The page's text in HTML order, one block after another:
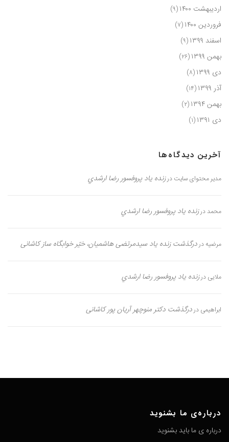
اردیبهشت ۱۴۰۰ (۹)
فروردین ۱۴۰۰ (۷)
اسفند ۱۳۹۹ (۹)
بهمن ۱۳۹۹ (۲۶)
دی ۱۳۹۹ (۸)
آذر ۱۳۹۹ (۱۴)
بهمن ۱۳۹۴ (۲)
دی ۱۳۹۱ (۱)
آخرین دیدگاه‌ها
مدیر محتوای سایت درزنده یاد پروفسور رضا ارشدي
محمد درزنده یاد پروفسور رضا ارشدي
مرضیه در درگذشت زنده یاد سیدمرتضی هاشمیان، خیّر خوابگاه ساز کاشانی
ملایی درزنده یاد پروفسور رضا ارشدي
ابراهیمی در درگذشت دکتر منوچهر آریان پور کاشانی
درباره‌ی ما بشنوید
درباره ی ما باید بشنوید